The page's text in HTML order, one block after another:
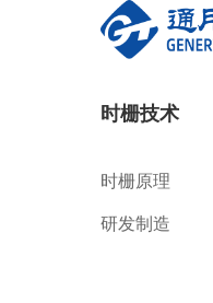
时栅技术
时栅原理
研发制造